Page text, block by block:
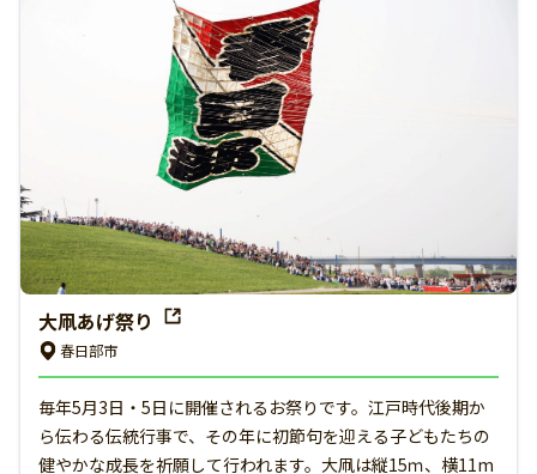
大凧あげ祭り
春日部市
毎年5月3日・5日に開催されるお祭りです。江戸時代後期か
ら伝わる伝統行事で、その年に初節句を迎える子どもたちの
健やかな成長を祈願して行われます。大凧は縦15ｍ、横11m